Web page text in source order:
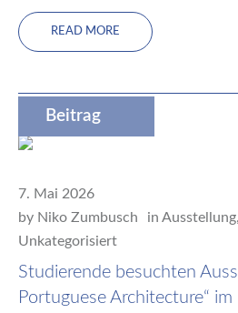
READ MORE
Beitrag
7. Mai 2026
by Niko Zumbusch in Ausstellung,
Unkategorisiert
Studierende besuchten
Portuguese Architecture“